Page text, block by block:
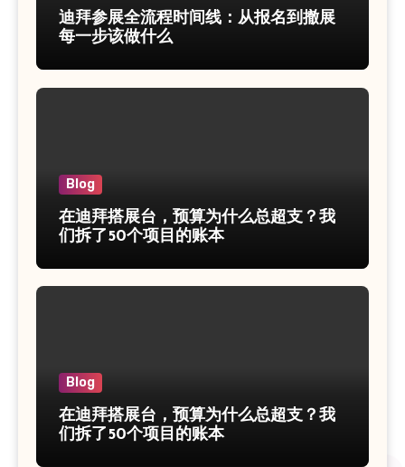
迪拜参展全流程时间线：从报名到撤展
每一步该做什么
Blog
在迪拜搭展台，预算为什么总超支？我
们拆了50个项目的账本
Blog
在迪拜搭展台，预算为什么总超支？我
们拆了50个项目的账本